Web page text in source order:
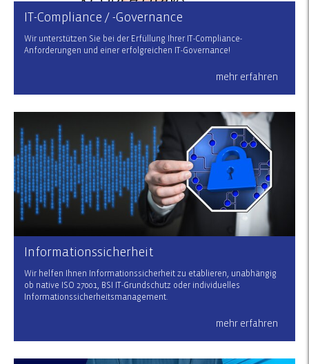
IT-Compliance / -Governance
Wir unterstützen Sie bei der Erfüllung Ihrer IT-Compliance-
Anforderungen und einer erfolgreichen IT-Governance!
mehr erfahren
Informationssicherheit
Wir helfen Ihnen Informationssicherheit zu etablieren, unabhängig
ob native ISO 27001, BSI IT-Grundschutz oder individuelles
Informationssicherheitsmanagement.
mehr erfahren